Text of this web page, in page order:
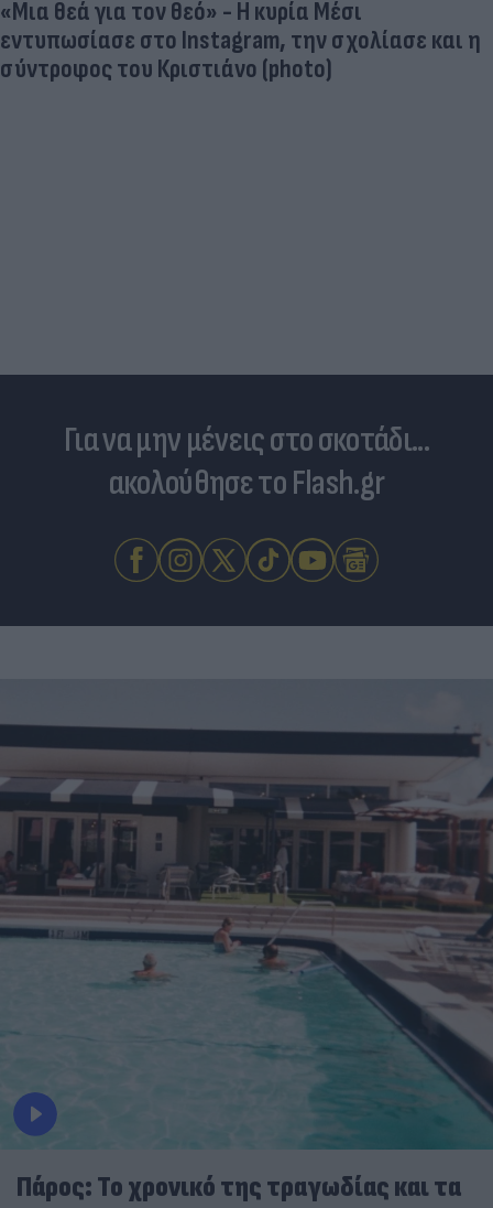
«Μια θεά για τον θεό» - Η κυρία Μέσι
εντυπωσίασε στο Instagram, την σχολίασε και η
σύντροφος του Κριστιάνο (photo)
Για να μην μένεις στο σκοτάδι...
ακολούθησε το Flash.gr
Πάρος: Το χρονικό της τραγωδίας και τα